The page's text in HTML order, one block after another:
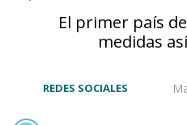
https://t.co/
— kate bush's ex-husband
El primer país
medidas
REDES SOCIALES